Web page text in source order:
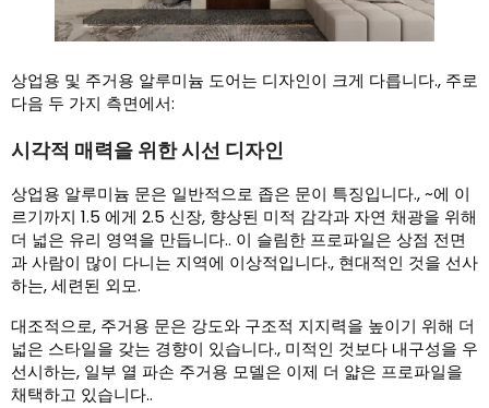
상업용 및 주거용 알루미늄 도어는 디자인이 크게 다릅니다., 주로
다음 두 가지 측면에서:
시각적 매력을 위한 시선 디자인
상업용 알루미늄 문은 일반적으로 좁은 문이 특징입니다., ~에 이
르기까지 1.5 에게 2.5 신장, 향상된 미적 감각과 자연 채광을 위해
더 넓은 유리 영역을 만듭니다.. 이 슬림한 프로파일은 상점 전면
과 사람이 많이 다니는 지역에 이상적입니다., 현대적인 것을 선사
하는, 세련된 외모.
대조적으로, 주거용 문은 강도와 ​​구조적 지지력을 높이기 위해 더
넓은 스타일을 갖는 경향이 있습니다., 미적인 것보다 내구성을 우
선시하는, 일부 열 파손 주거용 모델은 이제 더 얇은 프로파일을
채택하고 있습니다..